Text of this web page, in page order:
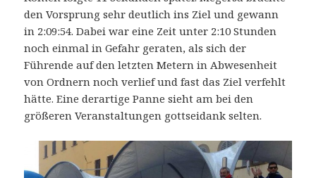
den Vorsprung sehr deutlich ins Ziel und gewann
in 2:09:54. Dabei war eine Zeit unter 2:10 Stunden
noch einmal in Gefahr geraten, als sich der
Führende auf den letzten Metern in Abwesenheit
von Ordnern noch verlief und fast das Ziel verfehlt
hätte. Eine derartige Panne sieht am bei den
größeren Veranstaltungen gottseidank selten.